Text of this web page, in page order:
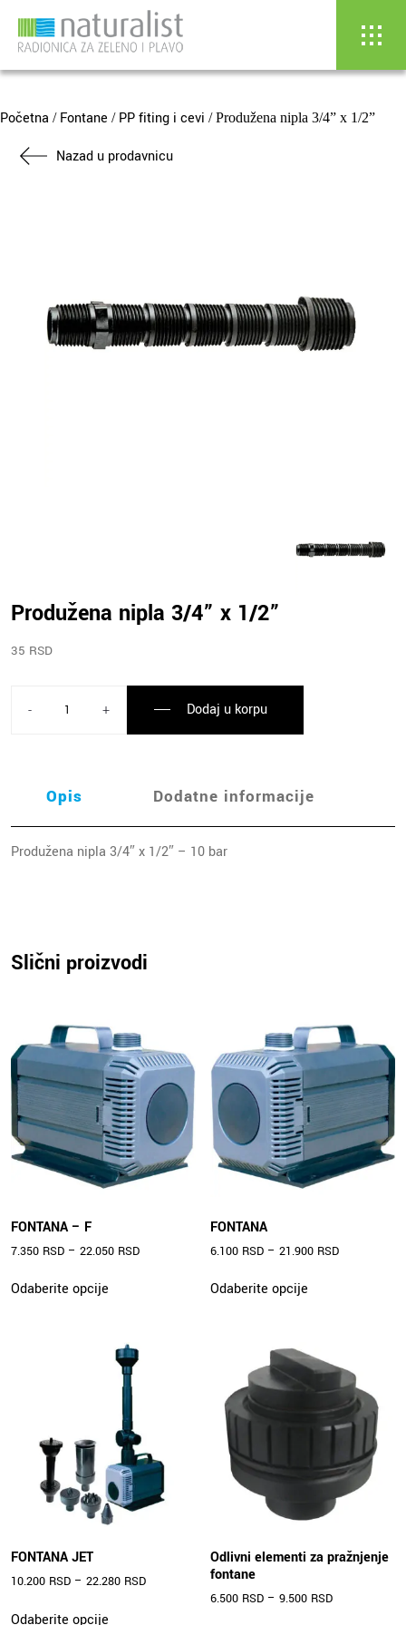
Početna / Fontane / PP fiting i cevi / Produžena nipla 3/4” x 1/2”
Nazad u prodavnicu
Produžena nipla 3/4” x 1/2”
35 RSD
- + Dodaj u korpu
Opis Dodatne informacije
Produžena nipla 3/4″ x 1/2″ – 10 bar
Slični proizvodi
FONTANA – F
7.350 RSD – 22.050 RSD
Odaberite opcije
varijanti.
Opcije
mogu
izabrane
na
stranici
proizvoda.
FONTANA
6.100 RSD –21.900 RSD
Odaberite opcije
varijanti.
Opcije
mogu
biti
izabrane
stranici
proizvoda.
FONTANA JET
10.200 RSD – 22.280 RSD
Odaberite opcije
Odlivni elementi za pražnjenje
fontane
6.500 RSD –9.500 RSD